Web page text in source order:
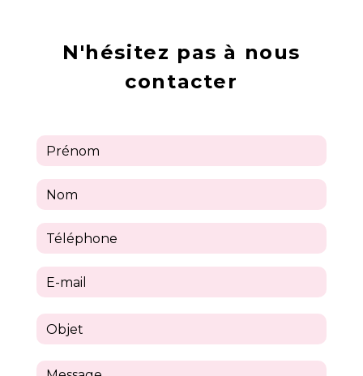
N'hésitez pas à nous
contacter